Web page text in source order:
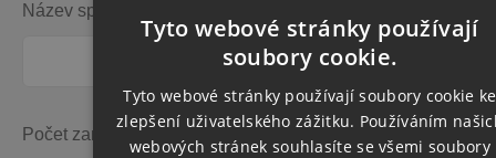
Název společnosti/organizace *
Počet zaměstnanců
Tyto webové stránky používají
soubory cookie.
Tyto webové stránky používají soubory cookie ke
zlepšení uživatelského zážitku. Používáním
webových stránek souhlasíte se všemi soubory